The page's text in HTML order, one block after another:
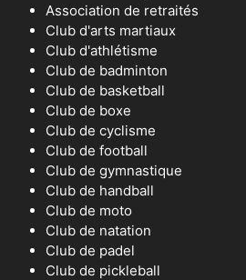
Association de retraités
Club d'arts martiaux
Club d'athlétisme
Club de badminton
Club de basketball
Club de boxe
Club de cyclisme
Club de football
Club de gymnastique
Club de handball
Club de moto
Club de natation
Club de padel
Club de pickleball